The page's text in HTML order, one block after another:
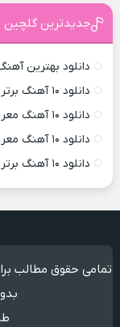
جدیدترین گلچین
دانلود بهترین
دانلود ۱۰ آهنگ برتر قدیمی رپ فارسی نسل ۱ و ۲
دانلود ۱۰ آهنگ معروف هایده بهترین ها تکی و یکجا
دانلود ۱۰ آهنگ معروف ابی پرطرفدارترین ها (فول آلبوم)
دانلود ۱۰ آهنگ برتر معین ماندگارترین ها فول آلبوم
تمامی حقوق مطالب